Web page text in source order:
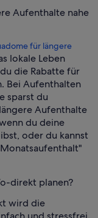
Aufenthalte nahe
für längere
lokale Leben
die Rabatte für
Bei Aufenthalten
sparst du
Aufenthalte
du deine
oder du kannst
direkt planen?
wird die